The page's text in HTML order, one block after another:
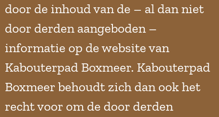
door de inhoud van de – al dan niet
door derden aangeboden –
informatie op de website van
Kabouterpad Boxmeer. Kabouterpad
Boxmeer behoudt zich dan ook het
recht voor om de door derden